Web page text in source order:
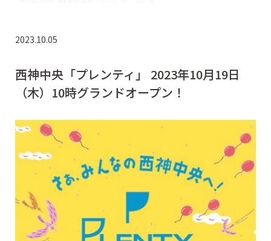
2023.10.05
西神中央「プレンティ」 2023年10月19日
（木）10時グランドオープン！